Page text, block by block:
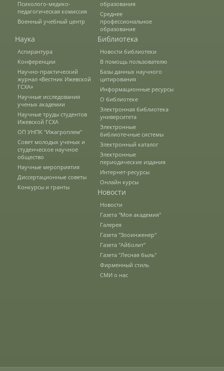
Список публикаций
Информационные системы
Лесохозяйственный факультет
Кафедры ЛХФ
История факультета
Научные школы
Направления подготовки
Научные разработки
Психолого-медико-
педагогическая комиссия
Военный учебный центр
образования
Среднее
профессиональное
образование
Наука
Аспирантура
Конференции
Научно-практический
журнал «Вестник Ижевской
ГСХА»
Научные исследования
ученых академии
Научные труды студентов
Ижевской ГСХА
ОП УНПК "Ижагроплем"
Совет молодых ученых и
студенческое научное
общество
Научные мероприятия
Диссертационные советы
Конкурсы и гранты
Библиотека
Новости библиотеки
В помощь пользователю
Базы данных научного
цитирования
Информационные ресурсы
О библиотеке
Электронная библиотека
университета
Электронные
библиотечные системы
Электронный каталог
Электронные
периодические издания
Интернет-ресурсы
Онлайн курсы
Новости
Новости
Газета "Моя академия"
Галерея
Газета "Зооинженер"
Газета "Айболит"
Газета "Лесная быль"
Фирменный стиль
СМИ о нас